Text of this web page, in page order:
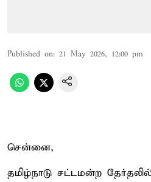
Published on: 21 May 2026, 12:00 pm
சென்னை,
தமிழ்நாடு சட்டமன்ற